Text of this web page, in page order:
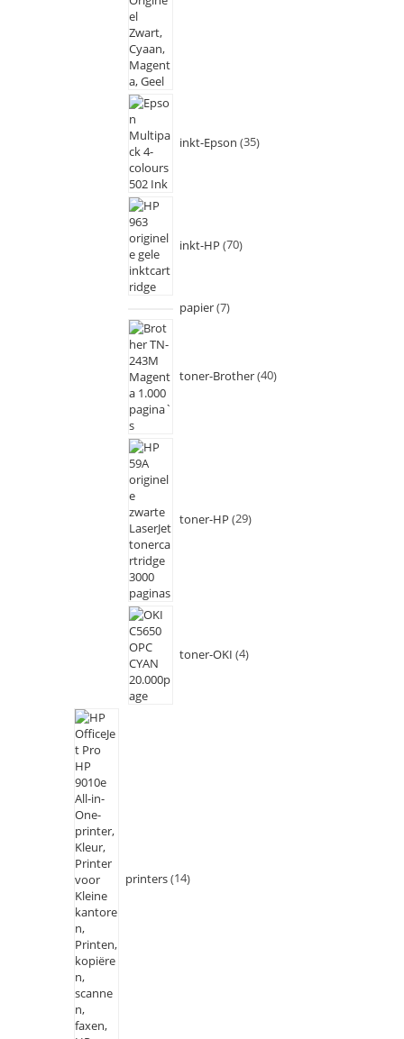
inkt-Epson 35
inkt-HP 70
papier 7
toner-Brother 40
toner-HP 29
toner-OKI 4
printers 14